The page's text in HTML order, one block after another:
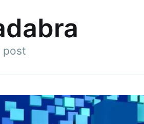
post